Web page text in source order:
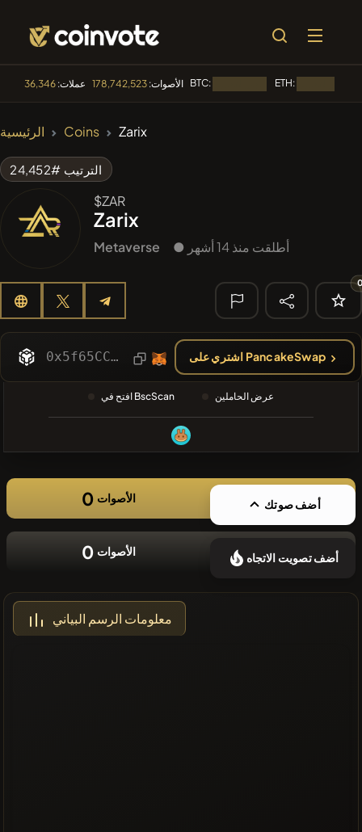
عملات:36,346 الأصوات:178,742,523 BTC: ETH:
#556
FYRA#278
🔎 البحث
الأخير
❌لا توجد
عملات مشفرة
حديثة
الرئيسية Coins Zarix
الترتيب #24,452
$ZAR
Zarix
Metaverse ● أطلقت منذ 14 أشهر
0x5f65CCE050FCa1b5f6cF9b51279D2D9Fb8Ac30bd اشتري على PancakeSwap
افتح في BscScan عرض الحاملين
0 الأصوات أضف صوتك
0 الأصوات أضف تصويت الاتجاه
معلومات الرسم البياني